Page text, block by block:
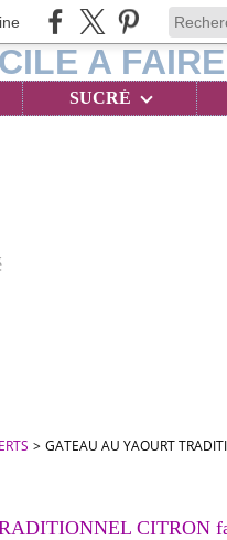
SUCRÉ
> GATEAU AU YAOURT
CITRON